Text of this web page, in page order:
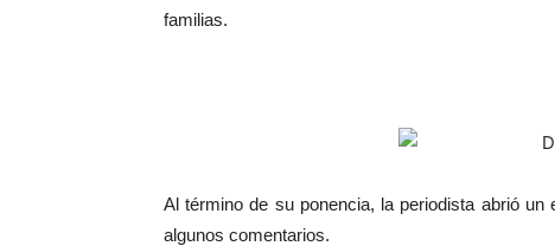
familias.
Al término de su ponencia, la periodista abrió
algunos comentarios.